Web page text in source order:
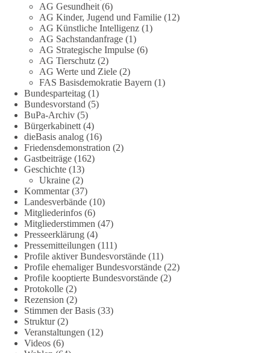
Fragen zu vermeiden. Sie lebt davon, Fragen offen zu stellen
und transparent zu beantworten.
dieBasis fordert deshalb weiterhin eine unabhängige,
vollständige und transparente Aufarbeitung der Corona-Politik.
Ohne Denkverbote, ohne Vorverurteilungen und ohne Tabus.
Quellen:https://apnews.com/article/fauci-diaries-covid-origins-
rand-paul-6b25da9f75a0becbaf2886ab22643e67
https://www.tichyseinblick.de/kolumnen/aus-aller-welt/usa-
tagebuch-fauci-corona-impfung/
#dieBasis #Corona #Aufarbeitung
#Vertrauen
239 36 60
DieBasis
2 Tage(n) zuvor
🕊 Wir wollen den Krieg mit Russland nicht!
Am 20. Juni 2026 fand in Berlin am Brandenburger Tor die
Demonstration mit dem Motto „Russland ist nicht unser
Feind“ statt.
AG Gesundheit (6)
AG Kinder, Jugend und Familie (12)
AG Künstliche Intelligenz (1)
AG Sachstandanfrage (1)
AG Strategische Impulse (6)
AG Tierschutz (2)
AG Werte und Ziele (2)
FAS Basisdemokratie Bayern (1)
Bundesparteitag (1)
Bundesvorstand (5)
BuPa-Archiv (5)
Bürgerkabinett (4)
dieBasis analog (16)
Friedensdemonstration (2)
Gastbeiträge (162)
Geschichte (13)
Ukraine (2)
Kommentar(37)
Landesverbände (10)
Mitgliederinfos (6)
Mitgliederstimmen (47)
Presseerklärung (4)
Pressemitteilungen (111)
Profile aktiver Bundesvorstände (11)
Profile ehemaliger Bundesvorstände (22)
Profile kooptierte Bundesvorstände (2)
Protokolle (2)
Rezension (2)
Stimmen der Basis (33)
Struktur(2)
Veranstaltungen (12)
Videos (6)